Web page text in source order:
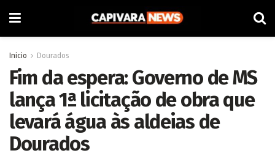
Inicio Dourados
Fim da espera: Governo de MS
lança 1ª licitação de obra que
levará água às aldeias de
Dourados